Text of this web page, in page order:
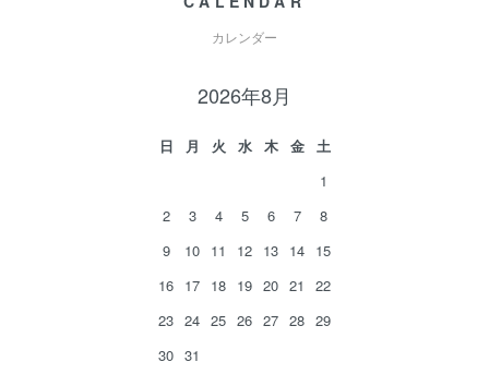
カレンダー
2026年8月
日 月 火 水 木 金
土
1
2
3 4 5 6 7
8
9
10 11 12 13 14 15
16 17 18 19 20 21
22
23 24 25 26 27 28 29
30 31